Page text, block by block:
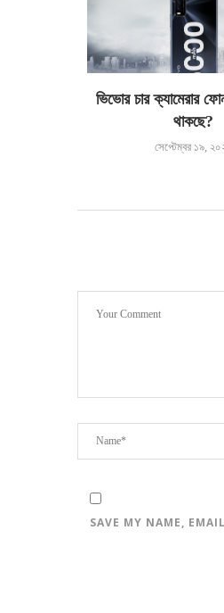
ভিভোর চার ক্যামেরার
থাকছে?
সেপ্টেম্বর ১৯,
SAVE MY NAME,